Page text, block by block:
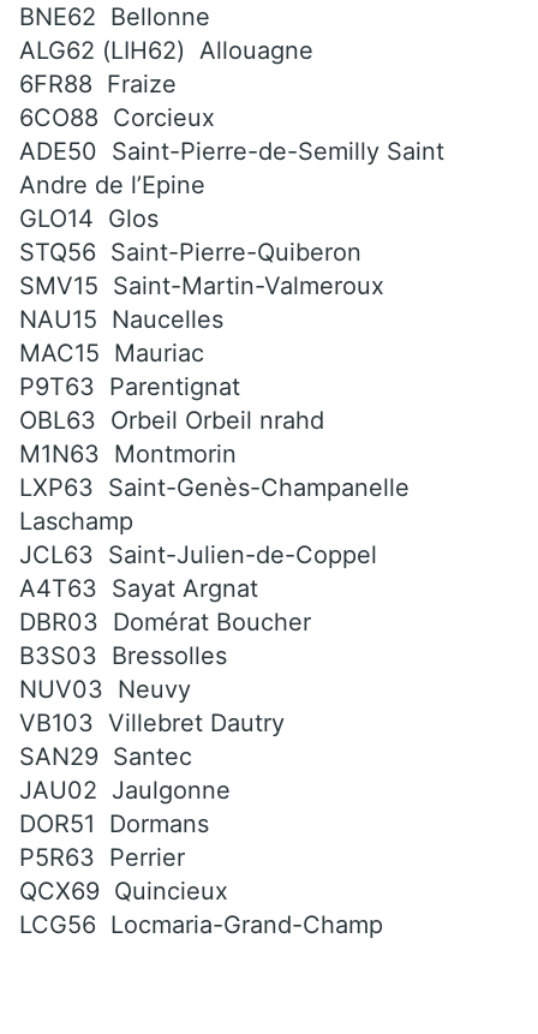
BNE62 Bellonne
ALG62 (LIH62) Allouagne
6FR88 Fraize
6CO88 Corcieux
ADE50 Saint-Pierre-de-Semilly Saint
Andre de l’Epine
GLO14 Glos
STQ56 Saint-Pierre-Quiberon
SMV15 Saint-Martin-Valmeroux
NAU15 Naucelles
MAC15 Mauriac
P9T63 Parentignat
OBL63 Orbeil Orbeil nrahd
M1N63 Montmorin
LXP63 Saint-Genès-Champanelle
Laschamp
JCL63 Saint-Julien-de-Coppel
A4T63 Sayat Argnat
DBR03 Domérat Boucher
B3S03 Bressolles
NUV03 Neuvy
VB103 Villebret Dautry
SAN29 Santec
JAU02 Jaulgonne
DOR51 Dormans
P5R63 Perrier
QCX69 Quincieux
LCG56 Locmaria-Grand-Champ